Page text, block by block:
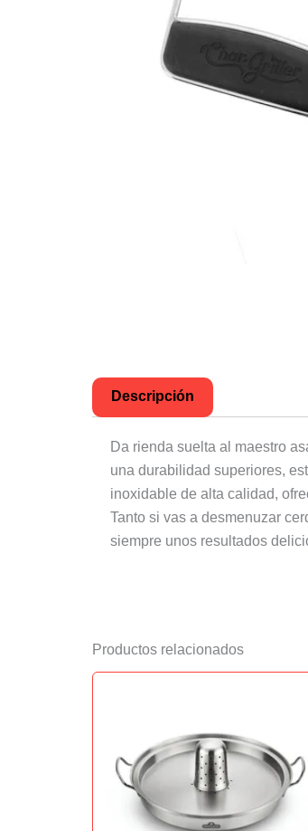
Descripción
Da rienda suelta al maestro
una durabilidad superiores,
inoxidable de alta calidad,
Tanto si vas a desmenuzar
siempre unos resultados
Productos relacionados